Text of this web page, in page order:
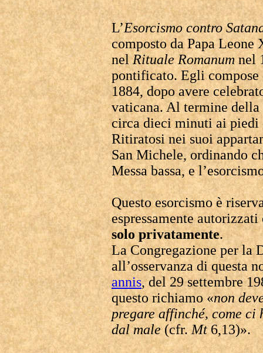
L’Esorcismo contro
composto da Papa
nelRituale Romanumnel
pontificato. Egli compose
1884, dopo avere
vaticana. Al termine della
circa dieci minuti ai piedi
Ritiratosi nei suoi
San Michele, ordinando
Messa bassa, e
Questo esorcismo è
espressamente
solo privatamente.
La Congregazione per la
all’osservanza di questa
annis, del 29 settembre
questo richiamo «non
pregare affinché, come ci
dal male(cfr.Mt6,13)».